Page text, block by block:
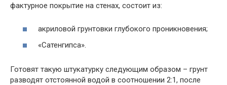
фактурное покрытие на стенах, состоит из:
акриловой грунтовки глубокого проникновения;
«Сатенгипса».
Готовят такую штукатурку следующим образом – грунт
разводят отстоянной водой в соотношении 2:1, после